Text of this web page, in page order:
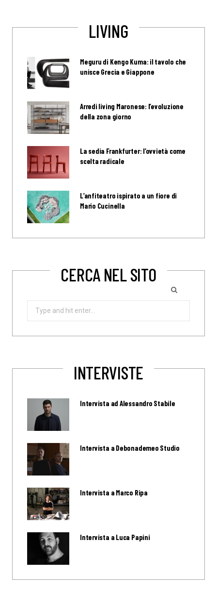
LIVING
Meguru di Kengo Kuma: il tavolo che
unisce Grecia e Giappone
Arredi living Maronese: l’evoluzione
della zona giorno
La sedia Frankfurter: l’ovvietà come
scelta radicale
L’anfiteatro ispirato a un fiore di
Mario Cucinella
CERCA NEL SITO
Search
INTERVISTE
Intervista ad Alessandro Stabile
Intervista a Debonademeo Studio
Intervista a Marco Ripa
Intervista a Luca Papini